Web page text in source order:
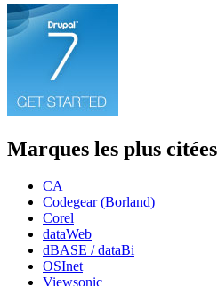
Marques les plus citées
CA
Codegear (Borland)
Corel
dataWeb
dBASE / dataBi
OSInet
Viewsonic